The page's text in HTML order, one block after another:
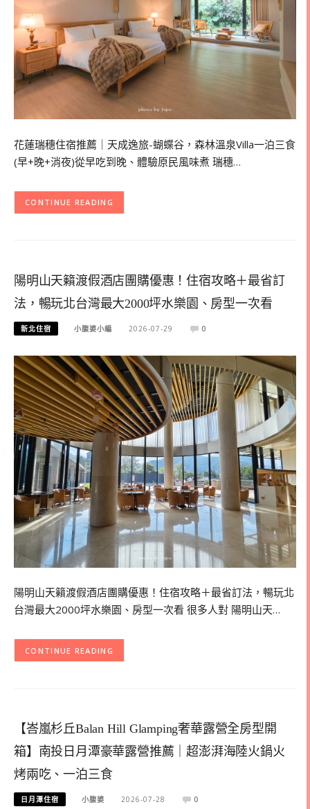
花蓮瑞穗住宿推薦｜天成逸旅-蝴蝶谷，森林溫泉Villa一泊三食
(早+晚+消夜)從早吃到晚、體驗原民風味煮 瑞穗…
CONTINUE READING
陽明山天籟渡假酒店團購優惠！住宿攻略＋最省訂
法，暢玩北台灣最大2000坪水樂園、房型一次看
新北住宿 小腹婆小編 2026-07-29 0
陽明山天籟渡假酒店團購優惠！住宿攻略＋最省訂法，暢玩北
台灣最大2000坪水樂園、房型一次看 很多人對 陽明山天…
CONTINUE READING
【峇嵐杉丘Balan Hill Glamping奢華露營全房型開
箱】南投日月潭豪華露營推薦｜超澎湃海陸火鍋火
烤兩吃、一泊三食
日月潭住宿 小腹婆 2026-07-28 0